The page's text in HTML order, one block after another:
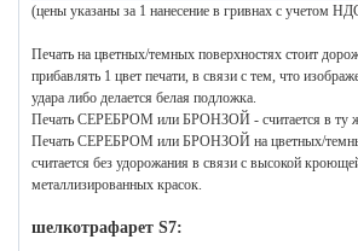
(цены указаны за 1 нанесение в гривнах с учетом
Печать на цветных/темных поверхностях стоит
прибавлять 1 цвет печати, в связи с тем, что
удара либо делается белая подложка.
Печать СЕРЕБРОМ или БРОНЗОЙ - считается в ту
Печать СЕРЕБРОМ или БРОНЗОЙ на цветных/
считается без удорожания в связи с высокой
металлизированных красок.
шелкотрафарет S7: